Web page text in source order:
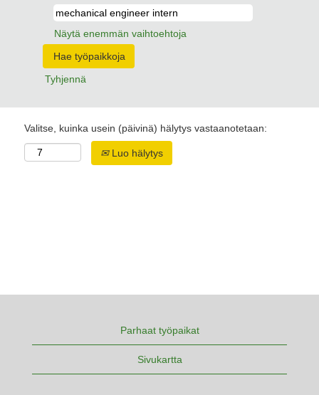
Näytä enemmän vaihtoehtoja
Tyhjennä
Valitse, kuinka usein (päivinä) hälytys vastaanotetaan:
Luo hälytys
Parhaat työpaikat
Sivukartta